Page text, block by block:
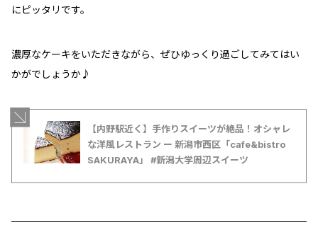
にピッタリです。
濃厚なケーキをいただきながら、ぜひゆっくり過ごしてみてはい
かがでしょうか♪
【内野駅近く】手作りスイーツが絶品！オシャレ
な洋風レストラン ー 新潟市西区「cafe&bistro
SAKURAYA」 #新潟大学周辺スイーツ